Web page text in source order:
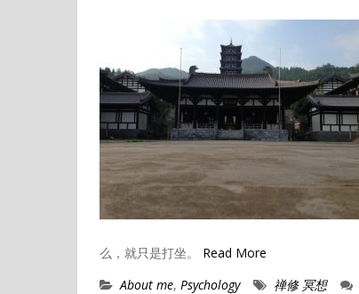
么，就只是打坐。 Read More
About me, Psychology 禅修 冥想